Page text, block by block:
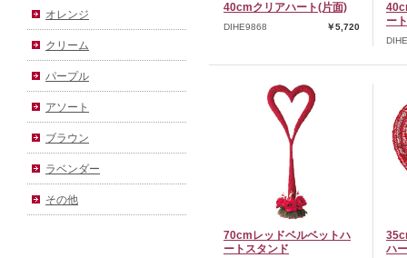
オレンジ
クリーム
パープル
アソート
ブラウン
ラベンダー
その他
40cmクリアハート(片面)
DIHE9868 ￥5,720
ー
70cmレッドベルベットハ
ートスタンド
ハ